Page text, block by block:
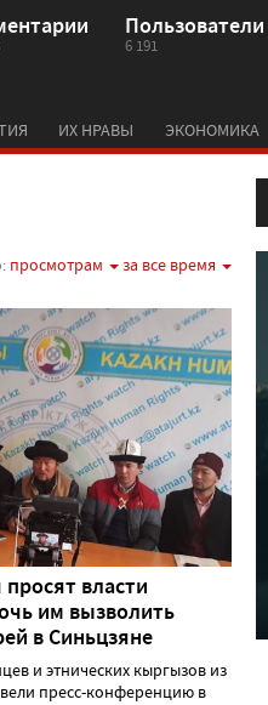
Пользователи
6 191
ИХ НРАВЫ ЭКОНОМИКА
просмотрам за все время
власти
им вызволить
в Синьцзяне
и этнических кыргызов из
пресс-конференцию в